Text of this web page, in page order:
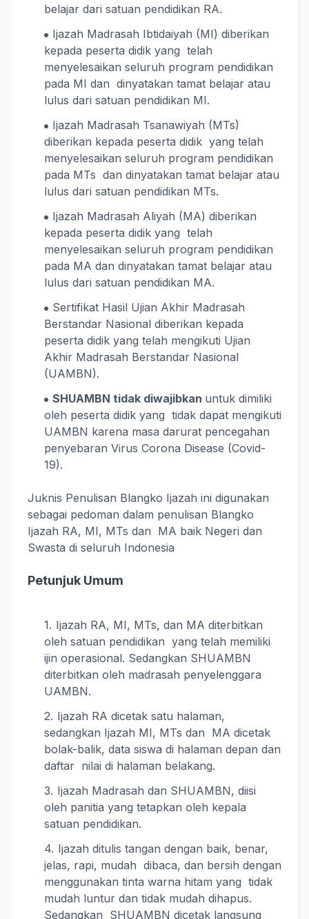
belajar dari satuan pendidikan RA.
Ijazah Madrasah Ibtidaiyah (MI) diberikan
kepada peserta didik yang telah
menyelesaikan seluruh program pendidikan
pada MI dan dinyatakan tamat belajar atau
lulus dari satuan pendidikan MI.
Ijazah Madrasah Tsanawiyah (MTs)
diberikan kepada peserta didik yang telah
menyelesaikan seluruh program pendidikan
pada MTs dan dinyatakan tamat belajar atau
lulus dari satuan pendidikan MTs.
Ijazah Madrasah Aliyah (MA) diberikan
kepada peserta didik yang telah
menyelesaikan seluruh program pendidikan
pada MA dan dinyatakan tamat belajar atau
lulus dari satuan pendidikan MA.
Sertifikat Hasil Ujian Akhir Madrasah
Berstandar Nasional diberikan kepada
peserta didik yang telah mengikuti Ujian
Akhir Madrasah Berstandar Nasional
(UAMBN).
SHUAMBN tidak diwajibkan untuk dimiliki
oleh peserta didik yang tidak dapat mengikuti
UAMBN karena masa darurat pencegahan
penyebaran Virus Corona Disease (Covid-
19).
Juknis Penulisan Blangko Ijazah ini digunakan
sebagai pedoman dalam penulisan Blangko
Ijazah RA, MI, MTs dan MA baik Negeri dan
Swasta di seluruh Indonesia
Petunjuk Umum
Ijazah RA, MI, MTs, dan MA diterbitkan
oleh satuan pendidikan yang telah memiliki
ijin operasional. Sedangkan SHUAMBN
diterbitkan oleh madrasah penyelenggara
UAMBN.
Ijazah RA dicetak satu halaman,
sedangkan Ijazah MI, MTs dan MA dicetak
bolak-balik, data siswa di halaman depan dan
daftar nilai di halaman belakang.
Ijazah Madrasah dan SHUAMBN, diisi
oleh panitia yang tetapkan oleh kepala
satuan pendidikan.
Ijazah ditulis tangan dengan baik, benar,
jelas, rapi, mudah dibaca, dan bersih dengan
menggunakan tinta warna hitam yang tidak
mudah luntur dan tidak mudah dihapus.
Sedangkan SHUAMBN dicetak langsung